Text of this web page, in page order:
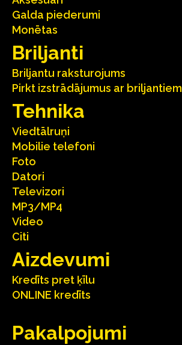
Galda piederumi
Monētas
Briljanti
Briljantu raksturojums
Pirkt izstrādājumus ar briljantiem
Tehnika
Viedtālruņi
Mobilie telefoni
Foto
Datori
Televizori
MP3/MP4
Video
Citi
Aizdevumi
Kredīts pret ķīlu
ONLINE kredīts
Pakalpojumi